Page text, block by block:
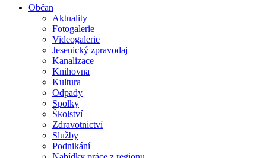
Občan
Aktuality
Fotogalerie
Videogalerie
Jesenický zpravodaj
Kanalizace
Knihovna
Kultura
Odpady
Spolky
Školství
Zdravotnictví
Služby
Podnikání